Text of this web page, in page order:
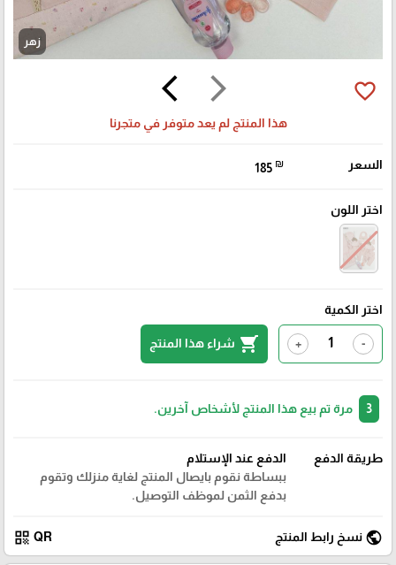
زهر
arrow_forward_ios
arrow_back_ios favorite_border
هذا المنتج لم يعد متوفر في متجرنا
السعر 185 ₪
اختر اللون
اختر الكمية
-
+
shopping_cart شراء هذا المنتج
مرة تم بيع هذا المنتج لأشخاص آخرين.
طريقة الدفع
الدفع عند الإستلام
ببساطة نقوم بايصال المنتج لغاية منزلك وتقوم
بدفع الثمن لموظف التوصيل.
public نسخ رابط المنتج QR
qr_code